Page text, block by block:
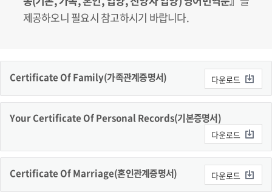
제공하오니 필요시 참고하시기 바랍니다.
Certificate Of Family(가족관계증명서) 다운로드
Your Certificate Of Personal Records(기본증명서)
다운로드
Certificate Of Marriage(혼인관계증명서) 다운로드